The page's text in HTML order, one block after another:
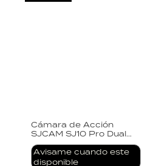
Cámara de Acción
SJCAM SJ10 Pro Dual
Screen 4K 60FPS
Sensor Sony
Estabilización 6 Ejes
Avisame cuando este
disponible